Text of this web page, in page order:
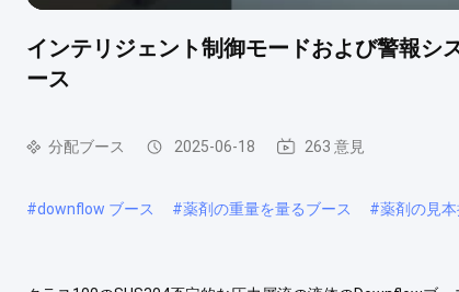
インテリジェント制御モードおよび警報
ース
分配ブース 2025-06-18 263 意見
#downflow ブース #薬剤の重量を量るブース #薬剤の見